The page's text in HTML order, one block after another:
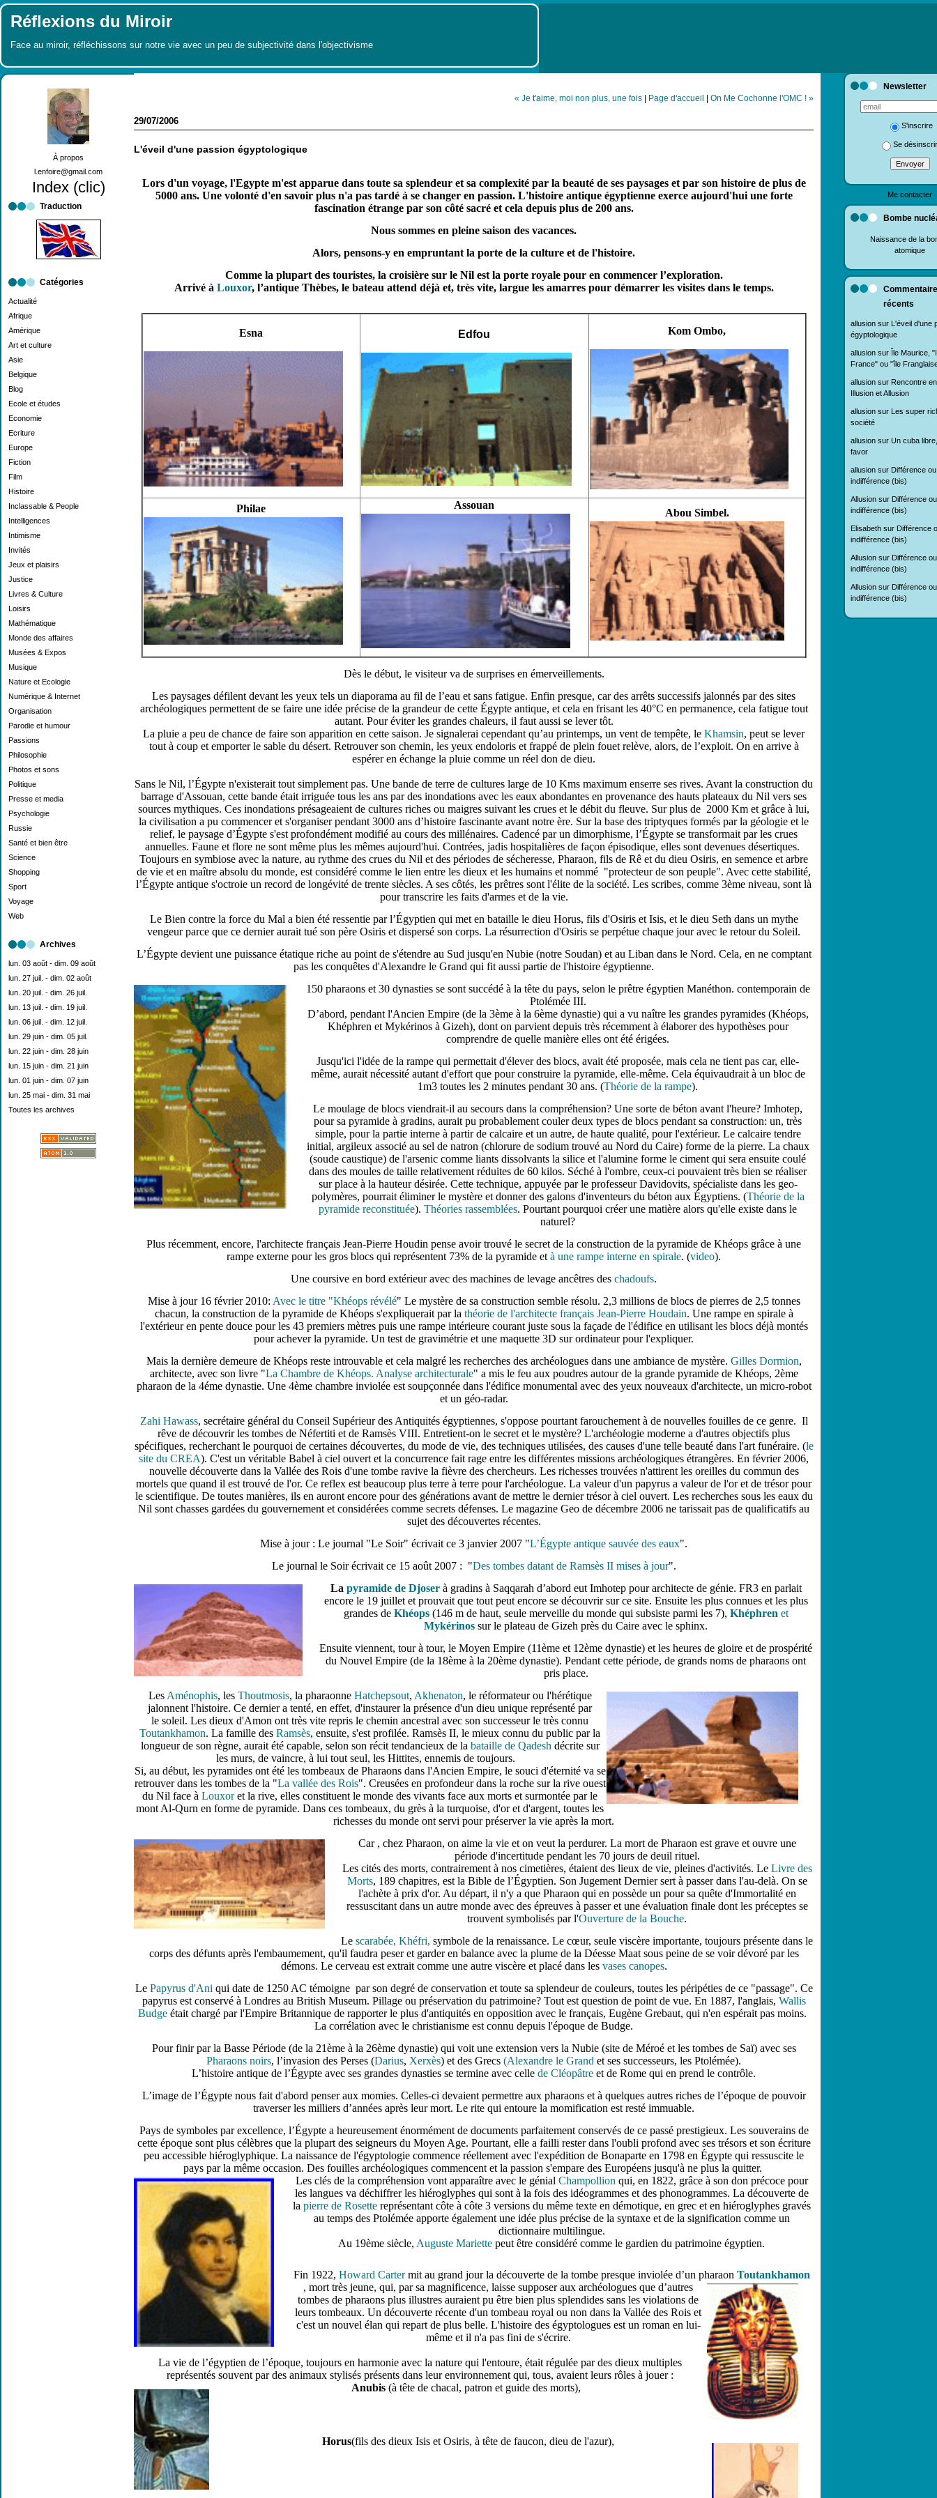
Réflexions du Miroir
Face au miroir, réfléchissons sur notre vie avec un peu de subjectivité dans l'objectivisme
À propos
l.enfoire@gmail.com
Index (clic)
Traduction
Catégories
Actualité
Afrique
Amérique
Art et culture
Asie
Belgique
Blog
Ecole et études
Economie
Ecriture
Europe
Fiction
Film
Histoire
Inclassable & People
Intelligences
Intimisme
Invités
Jeux et plaisirs
Justice
Livres & Culture
Loisirs
Mathématique
Monde des affaires
Musées & Expos
Musique
Nature et Ecologie
Numérique & Internet
Organisation
Parodie et humour
Passions
Philosophie
Photos et sons
Politique
Presse et media
Psychologie
Russie
Santé et bien être
Science
Shopping
Sport
Voyage
Web
Archives
lun. 03 août - dim. 09 août
lun. 27 juil. - dim. 02 août
lun. 20 juil. - dim. 26 juil.
lun. 13 juil. - dim. 19 juil.
lun. 06 juil. - dim. 12 juil.
lun. 29 juin - dim. 05 juil.
lun. 22 juin - dim. 28 juin
lun. 15 juin - dim. 21 juin
lun. 01 juin - dim. 07 juin
lun. 25 mai - dim. 31 mai
Toutes les archives
Newsletter
S'inscrire
Se
Me contacter
Bombe
Naissance de la
atomique
récents
allusion sur
L'éveil d'une
égyptologique
allusion sur
Île Maurice,
France" ou "île
allusion sur Rencontre
Illusion et Allusion
allusion sur
Les super
société
allusion sur Un cuba
favor
allusion sur Différence ou
indifférence (bis)
Allusion sur Différence ou
indifférence (bis)
Elisabeth sur Différence
indifférence (bis)
Allusion sur Différence ou
indifférence (bis)
Allusion sur Différence ou
indifférence (bis)
« Je t'aime, moi non plus, une fois | Page d'accueil | On Me Cochonne l'OMC ! »
29/07/2006
L'éveil d'une passion égyptologique
Lors d'un voyage, l'Egypte m'est apparue dans toute sa splendeur et sa complexité par la beauté de ses paysages et par son histoire de plus de
5000 ans. Une volonté d'en savoir plus n'a pas tardé à se changer en passion. L'histoire antique égyptienne exerce aujourd'hui une forte
fascination étrange par son côté sacré et cela depuis plus de 200 ans.
Nous sommes en pleine saison des vacances.
Alors, pensons-y en empruntant la porte de la culture et de l'histoire.
Comme la plupart des touristes, la croisière sur le Nil est la porte royale pour en commencer l’exploration.
Arrivé à Louxor, l’antique Thèbes, le bateau attend déjà et, très vite, largue les amarres pour démarrer les visites dans le temps.
Esna Edfou Kom Ombo,
Philae Assouan
Abou Simbel.
Dès le début, le visiteur va de surprises en émerveillements.
Les paysages défilent devant les yeux tels un diaporama au fil de l’eau et sans fatigue. Enfin presque, car des arrêts successifs jalonnés par des sites
archéologiques permettent de se faire une idée précise de la grandeur de cette Égypte antique, et cela en frisant les 40°C en permanence, cela fatigue tout
autant. Pour éviter les grandes chaleurs, il faut aussi se lever tôt.
La pluie a peu de chance de faire son apparition en cette saison. Je signalerai cependant qu’au printemps, un vent de tempête, le Khamsin, peut se lever
tout à coup et emporter le sable du désert. Retrouver son chemin, les yeux endoloris et frappé de plein fouet relève, alors, de l’exploit. On en arrive à
espérer en échange la pluie comme un réel don de dieu.
Sans le Nil, l’Égypte n'existerait tout simplement pas. Une bande de terre de cultures large de 10 Kms maximum enserre ses rives. Avant la construction du
barrage d'Assouan, cette bande était irriguée tous les ans par des inondations avec les eaux abondantes en provenance des hauts plateaux du Nil vers ses
sources mythiques. Ces inondations présageaient de cultures riches ou maigres suivant les crues et le débit du fleuve. Sur plus de 2000 Km et grâce à lui,
la civilisation a pu commencer et s'organiser pendant 3000 ans d’histoire fascinante avant notre ère. Sur la base des triptyques formés par la géologie et le
relief, le paysage d’Égypte s'est profondément modifié au cours des millénaires. Cadencé par un dimorphisme, l’Égypte se transformait par les crues
annuelles. Faune et flore ne sont même plus les mêmes aujourd'hui. Contrées, jadis hospitalières de façon épisodique, elles sont devenues désertiques.
Toujours en symbiose avec la nature, au rythme des crues du Nil et des périodes de sécheresse, Pharaon, fils de Rê et du dieu Osiris, en semence et arbre
de vie et en maître absolu du monde, est considéré comme le lien entre les dieux et les humains et nommé "protecteur de son peuple". Avec cette stabilité,
l’Égypte antique s'octroie un record de longévité de trente siècles. A ses côtés, les prêtres sont l'élite de la société. Les scribes, comme 3ème niveau, sont là
pour transcrire les faits d'armes et de la vie.
Le Bien contre la force du Mal a bien été ressentie par l’Égyptien qui met en bataille le dieu Horus, fils d'Osiris et Isis, et le dieu Seth dans un mythe
vengeur parce que ce dernier aurait tué son père Osiris et dispersé son corps. La résurrection d'Osiris se perpétue chaque jour avec le retour du Soleil.
L’Égypte devient une puissance étatique riche au point de s'étendre au Sud jusqu'en Nubie (notre Soudan) et au Liban dans le Nord. Cela, en ne comptant
pas les conquêtes d'Alexandre le Grand qui fit aussi partie de l'histoire égyptienne.
150 pharaons et 30 dynasties se sont succédé à la tête du pays, selon le prêtre égyptien Manéthon. contemporain de
Ptolémée III.
D’abord, pendant l'Ancien Empire (de la 3ème à la 6ème dynastie) qui a vu naître les grandes pyramides (Khéops,
Khéphren et Mykérinos à Gizeh), dont on parvient depuis très récemment à élaborer des hypothèses pour
comprendre de quelle manière elles ont été érigées.
Jusqu'ici l'idée de la rampe qui permettait d'élever des blocs, avait été proposée, mais cela ne tient pas car, elle-
même, aurait nécessité autant d'effort que pour construire la pyramide, elle-même. Cela équivaudrait à un bloc de
1m3 toutes les 2 minutes pendant 30 ans.(Théorie de la rampe).
Le moulage de blocs viendrait-il au secours dans la compréhension? Une sorte de béton avant l'heure? Imhotep,
pour sa pyramide à gradins, aurait pu probablement couler deux types de blocs pendant sa construction: un, très
simple, pour la partie interne à partir de calcaire et un autre, de haute qualité, pour l'extérieur. Le calcaire tendre
initial, argileux associé au sel de natron (chlorure de sodium trouvé au Nord du Caire) forme de la pierre. La chaux
(soude caustique) de l'arsenic comme liants dissolvants la silice et l'alumine forme le ciment qui sera ensuite coulé
dans des moules de taille relativement réduites de 60 kilos. Séché à l'ombre, ceux-ci pouvaient très bien se réaliser
sur place à la hauteur désirée. Cette technique, appuyée par le professeur Davidovits, spécialiste dans les geo-
polymères, pourrait éliminer le mystère et donner des galons d'inventeurs du béton aux Égyptiens. (Théorie de la
pyramide reconstituée).Théories rassemblées. Pourtant pourquoi créer une matière alors qu'elle existe dans le
naturel?
Plus récemment, encore, l'architecte français Jean-Pierre Houdin pense avoir trouvé le secret de la construction de la pyramide de Khéops grâce à une
rampe externe pour les gros blocs qui représentent 73% de la pyramide et à une rampe interne en spirale. (video).
Une coursive en bord extérieur avec des machines de levage ancêtres des chadoufs.
Mise à jour 16 février 2010: Avec le titre "Khéops révélé" Le mystère de sa construction semble résolu. 2,3 millions de blocs de pierres de 2,5 tonnes
chacun, la construction de la pyramide de Khéops s'expliquerait par la théorie de l'architecte français Jean-Pierre Houdain. Une rampe en spirale à
l'extérieur en pente douce pour les 43 premiers mètres puis une rampe intérieure courant juste sous la façade de l'édifice en utilisant les blocs déjà montés
pour achever la pyramide. Un test de gravimétrie et une maquette 3D sur ordinateur pour l'expliquer.
Mais la dernière demeure de Khéops reste introuvable et cela malgré les recherches des archéologues dans une ambiance de mystère. Gilles Dormion,
architecte, avec son livre "La Chambre de Khéops. Analyse architecturale" a mis le feu aux poudres autour de la grande pyramide de Khéops, 2ème
pharaon de la 4éme dynastie. Une 4ème chambre inviolée est soupçonnée dans l'édifice monumental avec des yeux nouveaux d'architecte, un micro-robot
et un géo-radar.
Zahi Hawass, secrétaire général du Conseil Supérieur des Antiquités égyptiennes, s'oppose pourtant farouchement à de nouvelles fouilles de ce genre. Il
rêve de découvrir les tombes de Néfertiti et de Ramsès VIII. Entretient-on le secret et le mystère? L'archéologie moderne a d'autres objectifs plus
spécifiques, recherchant le pourquoi de certaines découvertes, du mode de vie, des techniques utilisées, des causes d'une telle beauté dans l'art funéraire. (le
site du CREA). C'est un véritable Babel à ciel ouvert et la concurrence fait rage entre les différentes missions archéologiques étrangères. En février 2006,
nouvelle découverte dans la Vallée des Rois d'une tombe ravive la fièvre des chercheurs. Les richesses trouvées n'attirent les oreilles du commun des
mortels que quand il est trouvé de l'or. Ce reflex est beaucoup plus terre à terre pour l'archéologue. La valeur d'un papyrus a valeur de l'or et de trésor pour
le scientifique. De toutes manières, ils en auront encore pour des générations avant de mettre le dernier trésor à ciel ouvert. Les recherches sous les eaux du
Nil sont chasses gardées du gouvernement et considérées comme secrets défenses. Le magazine Geo de décembre 2006 ne tarissait pas de qualificatifs au
sujet des découvertes récentes.
Mise à jour : Le journal "Le Soir" écrivait ce 3 janvier 2007 "L’Égypte antique sauvée des eaux".
Le journal le Soir écrivait ce 15 août 2007 : "Des tombes datant de Ramsès II mises à jour".
La pyramide de Djoserà gradins à Saqqarah d’abord eut Imhotep pour architecte de génie. FR3 en parlait
encore le 19 juillet et prouvait que tout peut encore se découvrir sur ce site. Ensuite les plus connues et les plus
grandes de Khéops(146 m de haut, seule merveille du monde qui subsiste parmi les 7), Khéphren et
Mykérinos sur le plateau de Gizeh près du Caire avec le sphinx.
Ensuite viennent, tour à tour, le Moyen Empire (11ème et 12ème dynastie) et les heures de gloire et de prospérité
du Nouvel Empire (de la 18ème à la 20ème dynastie). Pendant cette période, de grands noms de pharaons ont
pris place.
Les Aménophis, les Thoutmosis, la pharaonne Hatchepsout, Akhenaton, le réformateur ou l'hérétique
jalonnent l'histoire. Ce dernier a tenté, en effet, d'instaurer la présence d'un dieu unique représenté par
le soleil. Les dieux d'Amon ont très vite repris le chemin ancestral avec son successeur le très connu
Toutankhamon. La famille desRamsès, ensuite, s'est profilée. Ramsès II, le mieux connu du public par la
longueur de son règne, aurait été capable, selon son récit tendancieux de la bataille de Qadesh décrite sur
les murs, de vaincre, à lui tout seul, les Hittites, ennemis de toujours.
Si, au début, les pyramides ont été les tombeaux de Pharaons dans l'Ancien Empire, le souci d'éternité va se
retrouver dans les tombes de la "La vallée des Rois". Creusées en profondeur dans la roche sur la rive ouest
du Nil face àLouxoret la rive, elles constituent le monde des vivants face aux morts et surmontée par le
mont Al-Qurn en forme de pyramide. Dans ces tombeaux, du grès à la turquoise, d'or et d'argent, toutes les
richesses du monde ont servi pour préserver la vie après la mort.
Car , chez Pharaon, on aime la vie et on veut la perdurer. La mort de Pharaon est grave et ouvre une
période d'incertitude pendant les 70 jours de deuil rituel.
Les cités des morts, contrairement à nos cimetières, étaient des lieux de vie, pleines d'activités. Le Livre des
Morts, 189 chapitres, est la Bible de l’Égyptien. Son Jugement Dernier sert à passer dans l'au-delà. On se
l'achète à prix d'or. Au départ, il n'y a que Pharaon qui en possède un pour sa quête d'Immortalité en
ressuscitant dans un autre monde avec des épreuves à passer et une évaluation finale dont les préceptes se
trouvent symbolisés par l'Ouverture de la Bouche.
Lescarabée, Khéfri, symbole de la renaissance. Le cœur, seule viscère importante, toujours présente dans le
corps des défunts après l'embaumement, qu'il faudra peser et garder en balance avec la plume de la Déesse Maat sous peine de se voir dévoré par les
démons. Le cerveau est extrait comme une autre viscère et placé dans les vases canopes.
Le Papyrus d'Ani qui date de 1250 AC témoigne par son degré de conservation et toute sa splendeur de couleurs, toutes les péripéties de ce "passage". Ce
papyrus est conservé à Londres au British Museum. Pillage ou préservation du patrimoine? Tout est question de point de vue. En 1887, l'anglais, Wallis
Budge était chargé par l'Empire Britannique de rapporter le plus d'antiquités en opposition avec le français, Eugène Grebaut, qui n'en espérait pas moins.
La corrélation avec le christianisme est connu depuis l'époque de Budge.
Pour finir par la Basse Période (de la 21ème à la 26ème dynastie) qui voit une extension vers la Nubie (site de Méroé et les tombes de Saï) avec ses
Pharaons noirs, l’invasion des Perses (Darius, Xerxès) et des Grecs (Alexandre le Grand et ses successeurs, les Ptolémée).
L’histoire antique de l’Égypte avec ses grandes dynasties se termine avec celle de Cléopâtre et de Rome qui en prend le contrôle.
L’image de l’Égypte nous fait d'abord penser aux momies. Celles-ci devaient permettre aux pharaons et à quelques autres riches de l’époque de pouvoir
traverser les milliers d’années après leur mort. Le rite qui entoure la momification est resté immuable.
Pays de symboles par excellence, l’Égypte a heureusement énormément de documents parfaitement conservés de ce passé prestigieux. Les souverains de
cette époque sont plus célèbres que la plupart des seigneurs du Moyen Age. Pourtant, elle a failli rester dans l'oubli profond avec ses trésors et son écriture
peu accessible hiéroglyphique. La naissance de l'égyptologie commence réellement avec l'expédition de Bonaparte en 1798 en Égypte qui ressuscite le
pays par la même occasion. Des fouilles archéologiques commencent et la passion s'empare des Européens jusqu'à ne plus la quitter.
Les clés de la compréhension vont apparaître avec le génial Champollion qui, en 1822, grâce à son don précoce pour
les langues va déchiffrer les hiéroglyphes qui sont à la fois des idéogrammes et des phonogrammes. La découverte de
la pierre de Rosettereprésentant côte à côte 3 versions du même texte en démotique, en grec et en hiéroglyphes gravés
au temps des Ptolémée apporte également une idée plus précise de la syntaxe et de la signification comme un
dictionnaire multilingue.
Au 19ème siècle, Auguste Mariette peut être considéré comme le gardien du patrimoine égyptien.
Fin 1922, Howard Cartermit au grand jour la découverte de la tombe presque inviolée d’un pharaon Toutankhamon
, mort très jeune, qui, par sa magnificence, laisse supposer aux archéologues que d’autres
tombes de pharaons plus illustres auraient pu être bien plus splendides sans les violations de
leurs tombeaux. Un découverte récente d'un tombeau royal ou non dans la Vallée des Rois et
c'est un nouvel élan qui repart de plus belle. L'histoire des égyptologues est un roman en lui-
même et il n'a pas fini de s'écrire.
La vie de l’égyptien de l’époque, toujours en harmonie avec la nature qui l'entoure, était régulée par des dieux multiples
représentés souvent par des animaux stylisés présents dans leur environnement qui, tous, avaient leurs rôles à jouer :
Anubis(à tête de chacal, patron et guide des morts),
Horus(fils des dieux Isis et Osiris, à tête de faucon, dieu de l'azur),